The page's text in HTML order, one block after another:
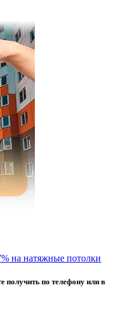
на натяжные потолки
по телефону или в